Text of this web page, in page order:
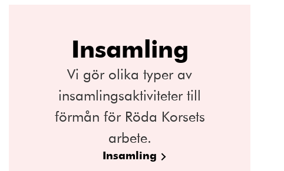
Insamling
Vi gör olika typer av
insamlingsaktiviteter till
förmån för Röda Korsets
arbete.
Insamling